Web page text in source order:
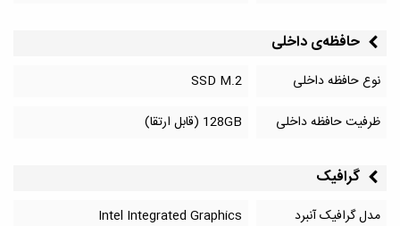
حافظه‌‌ی داخلی
نوع حافظه داخلی
SSD M.2
ظرفیت حافظه داخلی
128GB (قابل ارتقا)
گرافیک
مدل گرافیک آنبرد Intel Integrated Graphics